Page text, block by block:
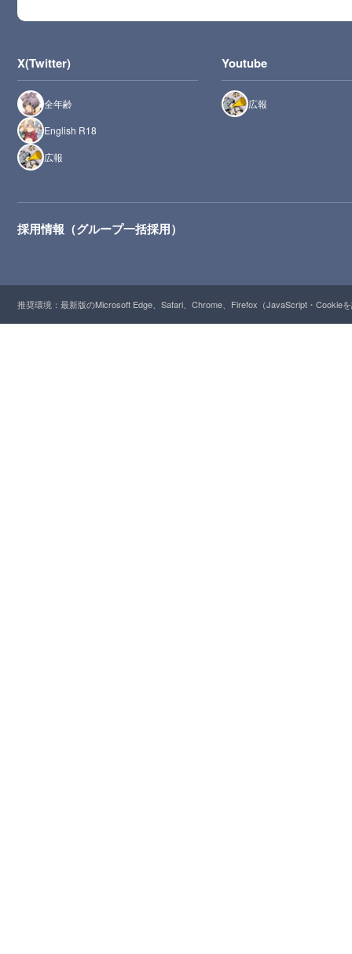
X(Twitter)
全年齢
English R18
広報
Youtube
広報
採用情報（グループ一括採用）
推奨環境：最新版のMicrosoft Edge、Safari、Chrome、Firefox（JavaScript・Cookie